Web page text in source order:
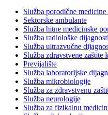
Služba porodične
Sektorske ambulante
Služba hitne medicinske
Služba radiološke
Služba ultrazvučne
Služba zdravstvene
Previjalište
Služba laboratorijske
Služba mikrobiologije
Služba za zdravstvenu
Služba neurologije
Služba za fizikalnu